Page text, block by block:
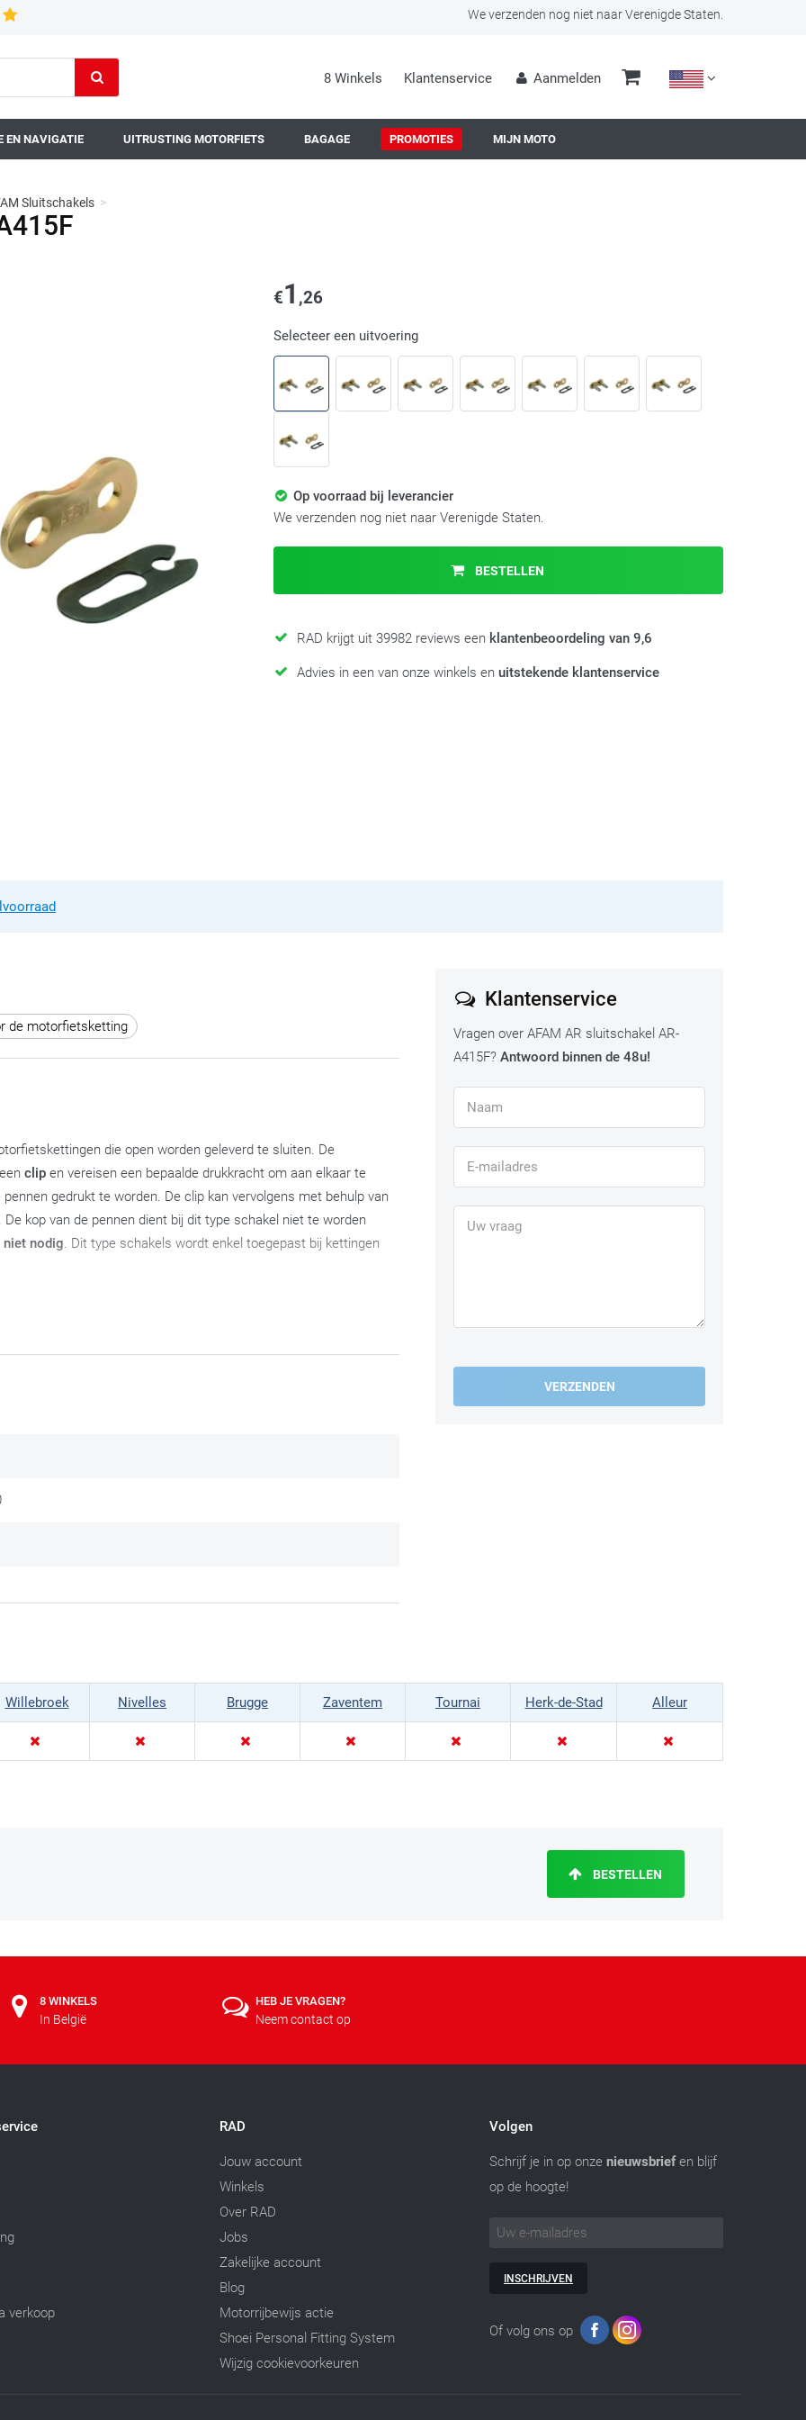
We verzenden nog niet naar Verenigde Staten.
8 Winkels Klantenservice Aanmelden
EN NAVIGATIE UITRUSTING MOTORFIETS BAGAGE PROMOTIES MIJN MOTO
Sluitschakels >
€1 ,26
Selecteer een uitvoering
Op voorraad bij leverancier
We verzenden nog niet naar Verenigde Staten.
BESTELLEN
RAD krijgt uit 39982 reviews een klantenbeoordeling van 9,6
Advies in een van onze winkels en uitstekende klantenservice
de motorfietsketting
die open worden geleverd te sluiten. De
clip en vereisen een bepaalde drukkracht om aan elkaar te
gedrukt te worden. De clip kan vervolgens met behulp van
kop van de pennen dient bij dit type schakel niet te worden
nodig. Dit type schakels wordt enkel toegepast bij kettingen
de andere schakels en deze van de sluitschakel. Druk geleidelijk
in de rijrichting gemonteerd te worden.
meegeleverde sluitschakel. Onze kettingen worden geleverd met
de kracht van de motorfiets.
Klantenservice
Vragen over AFAM AR sluitschakel AR-
A415F? Antwoord binnen de 48u!
VERZENDEN
Willebroek Nivelles Brugge Zaventem Tournai Herk-de-Stad Alleur
BESTELLEN
8 WINKELS
In België
HEB JE VRAGEN?
Neem contact op
verkoop
RAD
Jouw account
Winkels
Over RAD
Jobs
Zakelijke account
Blog
Motorrijbewijs actie
Shoei Personal Fitting System
Wijzig cookievoorkeuren
Volgen
Schrijf je in op onze nieuwsbriefen blijf
op de hoogte!
INSCHRIJVEN
Of volg ons op